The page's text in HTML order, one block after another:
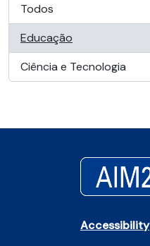
Todos
Educação
, 1 resultados
Ciência e Tecnologia
, 1 resultados
Accessibility